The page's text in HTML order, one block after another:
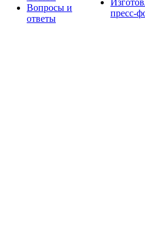
Вопросы и
ответы
пресс-